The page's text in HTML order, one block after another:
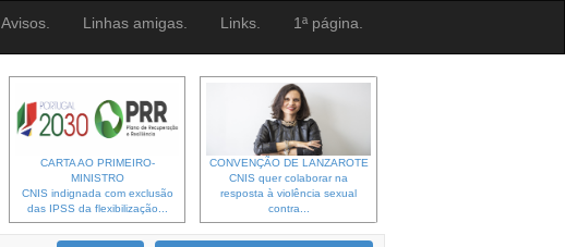
Avisos. Linhas amigas. Links. 1ª página.
CARTA AO PRIMEIRO-
MINISTRO
CNIS indignada com exclusão
das IPSS da flexibilização...
CONVENÇÃO DE LANZAROTE
CNIS quer colaborar na
resposta à violência sexual
contra...